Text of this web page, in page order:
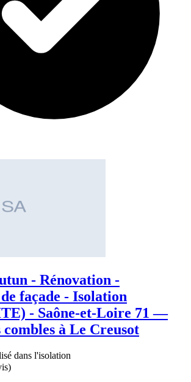
- Rénovation -
façade - Isolation
- Saône-et-Loire 71 —
à Le Creusot
dans l'isolation